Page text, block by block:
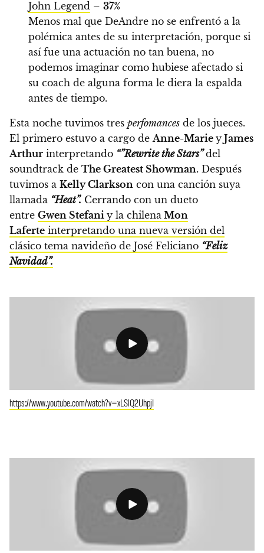
John Legend – 37%
Menos mal que DeAndre no se enfrentó a la
polémica antes de su interpretación, porque si
así fue una actuación no tan buena, no
podemos imaginar como hubiese afectado si
su coach de alguna forma le diera la espalda
antes de tiempo.
Esta noche tuvimos tres perfomances de los jueces.
El primero estuvo a cargo de Anne-Marie y James
Arthur interpretando “”Rewrite the Stars”del
soundtrack de The Greatest Showman. Después
tuvimos a Kelly Clarkson con una canción suya
llamada “Heat”. Cerrando con un dueto
entre Gwen Stefani y la chilena Mon
Laferte interpretando una nueva versión del
clásico tema navideño de José Feliciano “Feliz
Navidad”.
https://www.youtube.com/watch?v=xLSlQ2UhpjI